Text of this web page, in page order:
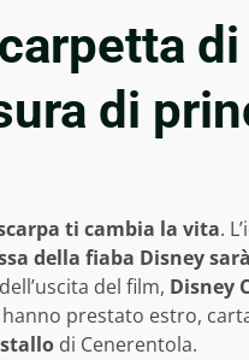
di
ti cambia la vita.
della fiaba Disney
del film, Disney
hanno prestato estro,
di Cenerentola.